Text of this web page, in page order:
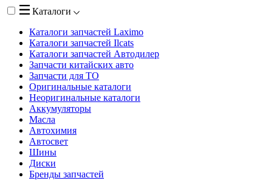
Каталоги
Каталоги запчастей Laximo
Каталоги запчастей Ilcats
Каталоги запчастей Автодилер
Запчасти китайских авто
Запчасти для ТО
Оригинальные каталоги
Неоригинальные каталоги
Аккумуляторы
Масла
Автохимия
Автосвет
Шины
Диски
Бренды запчастей